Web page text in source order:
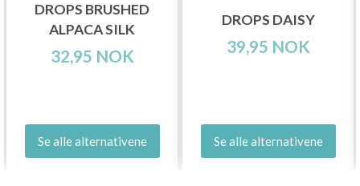
DROPS BRUSHED
ALPACA SILK
32,95 NOK
Se alle alternativene
DROPS DAISY
39,95 NOK
Se alle alternativene